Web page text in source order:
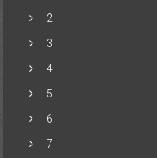
2
3
4
5
6
7